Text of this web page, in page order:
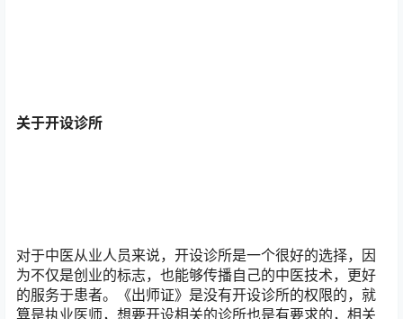
关于开设诊所
对于中医从业人员来说，开设诊所是一个很好的选择，因
为不仅是创业的标志，也能够传播自己的中医技术，更好
的服务于患者。《出师证》是没有开设诊所的权限的，就
算是执业医师，想要开设相关的诊所也是有要求的，相关